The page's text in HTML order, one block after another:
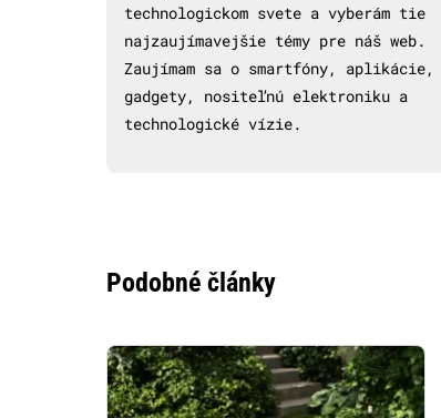
technologickom svete a vyberám tie
najzaujímavejšie témy pre náš web.
Zaujímam sa o smartfóny, aplikácie,
gadgety, nositeľnú elektroniku a
technologické vízie.
Podobné články